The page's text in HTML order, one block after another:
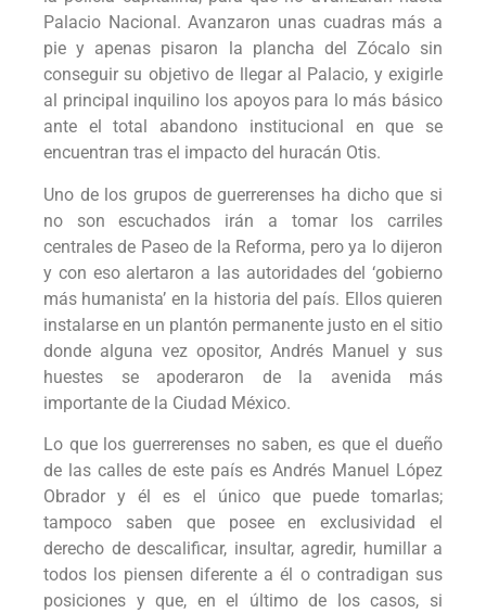
Palacio Nacional. Avanzaron unas cuadras más a
pie y apenas pisaron la plancha del Zócalo sin
conseguir su objetivo de llegar al Palacio, y exigirle
al principal inquilino los apoyos para lo más básico
ante el total abandono institucional en que se
encuentran tras el impacto del huracán Otis.
Uno de los grupos de guerrerenses ha dicho que si
no son escuchados irán a tomar los carriles
centrales de Paseo de la Reforma, pero ya lo dijeron
y con eso alertaron a las autoridades del ‘gobierno
más humanista’ en la historia del país. Ellos quieren
instalarse en un plantón permanente justo en el sitio
donde alguna vez opositor, Andrés Manuel y sus
huestes se apoderaron de la avenida más
importante de la Ciudad México.
Lo que los guerrerenses no saben, es que el dueño
de las calles de este país es Andrés Manuel López
Obrador y él es el único que puede tomarlas;
tampoco saben que posee en exclusividad el
derecho de descalificar, insultar, agredir, humillar a
todos los piensen diferente a él o contradigan sus
posiciones y que, en el último de los casos, si